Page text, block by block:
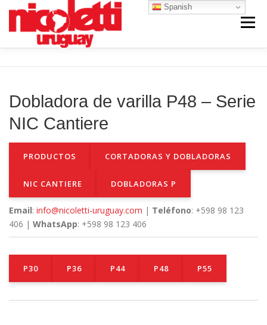
contenido
Menú
CONTACTO NOSOTROS
Dobladora de varilla P48 – Serie
NIC Cantiere
PRODUCTOS CORTADORAS Y DOBLADORAS
NIC CANTIERE DOBLADORAS P
Email: info@nicoletti-uruguay.com | Teléfono: +598 98 123
406 | WhatsApp: +598 98 123 406
P30 P36 P44 P48 P55
Spanish